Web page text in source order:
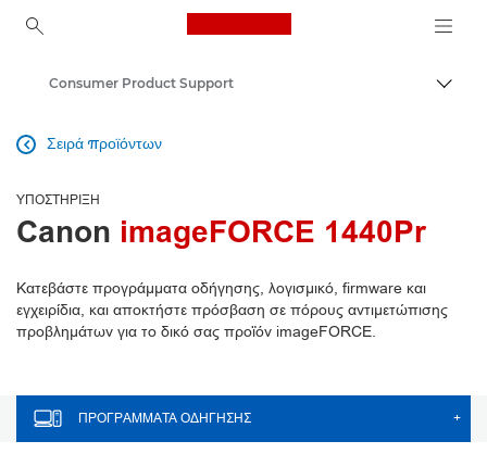
Canon Logo, back to
Consumer Product Support
Σειρά προϊόντων

ΥΠΟΣΤΉΡΙΞΗ
Canon imageFORCE 1440Pr
Κατεβάστε προγράμματα οδήγησης, λογισμικό, firmware και
εγχειρίδια, και αποκτήστε πρόσβαση σε πόρους αντιμετώπισης
προβλημάτων για το δικό σας προϊόν imageFORCE.
ΠΡΟΓΡΆΜΜΑΤΑ ΟΔΉΓΗΣΗΣ +